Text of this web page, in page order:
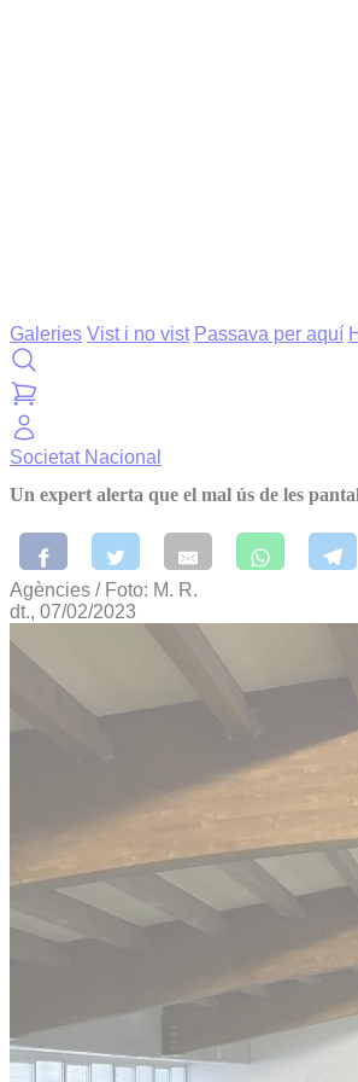
Galeries Vist i no vist Passava per aquí
Societat Nacional
Un expert alerta que el mal ús de les
Agències / Foto: M. R.
dt., 07/02/2023